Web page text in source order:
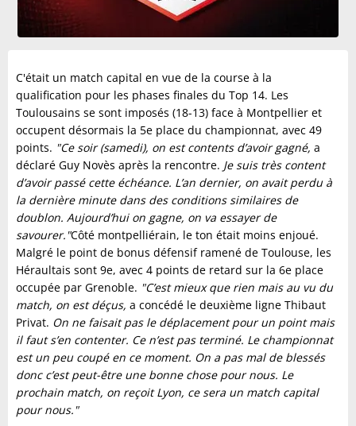
C'était un match capital en vue de la course à la
qualification pour les phases finales du Top 14. Les
Toulousains se sont imposés (18-13) face à Montpellier et
occupent désormais la 5e place du championnat, avec 49
points. "Ce soir (samedi), on est contents d’avoir gagné, a
déclaré Guy Novès après la rencontre. Je suis très content
d’avoir passé cette échéance. L’an dernier, on avait perdu à
la dernière minute dans des conditions similaires de
doublon. Aujourd’hui on gagne, on va essayer de
savourer."Côté montpelliérain, le ton était moins enjoué.
Malgré le point de bonus défensif ramené de Toulouse, les
Héraultais sont 9e, avec 4 points de retard sur la 6e place
occupée par Grenoble. "C’est mieux que rien mais au vu du
match, on est déçus, a concédé le deuxième ligne Thibaut
Privat. On ne faisait pas le déplacement pour un point mais
il faut s’en contenter. Ce n’est pas terminé. Le championnat
est un peu coupé en ce moment. On a pas mal de blessés
donc c’est peut-être une bonne chose pour nous. Le
prochain match, on reçoit Lyon, ce sera un match capital
pour nous."